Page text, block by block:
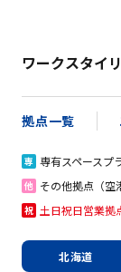
ワークスタイ
拠点一覧
専 専有スペースプ
他 その他拠点（空
祝 土日祝日営業拠
北海道